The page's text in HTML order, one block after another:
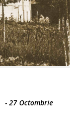
- 27 Octombrie